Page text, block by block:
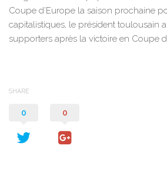
Coupe d’Europe la saison prochaine
capitalistiques, le président toulousain
supporters après la victoire en Coupe
SHARE
0 0